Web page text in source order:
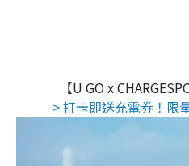
【U GO x
> 打卡即送充電券！限